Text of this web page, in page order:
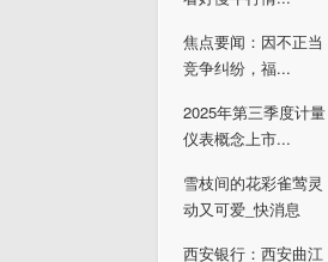
焦点要闻：因不正当
竞争纠纷，福...
2025年第三季度计量
仪表概念上市...
雪枝间的花彩雀莺灵
动又可爱_快消息
西安银行：西安曲江